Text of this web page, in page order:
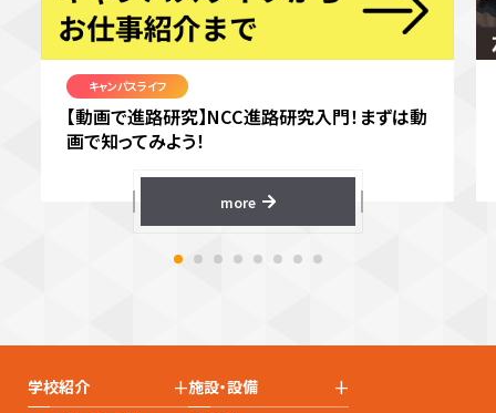
キャンパスライフ
【動画で進路研究】NCC進路研究入門！まずは動
画で知ってみよう！
more
学校紹介 +施設・設備 +